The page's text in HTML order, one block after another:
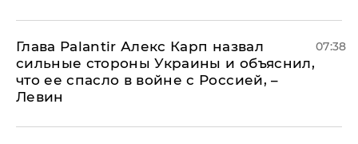
Глава Palantir Алекс Карп назвал
сильные стороны Украины и объяснил,
что ее спасло в войне с Россией, –
Левин
07:38